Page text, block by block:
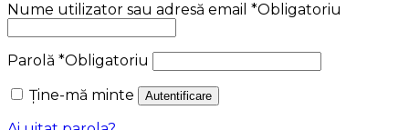
Nume utilizator sau adresă email *Obligatoriu
Parolă *Obligatoriu
Ține-mă minte
Autentificare